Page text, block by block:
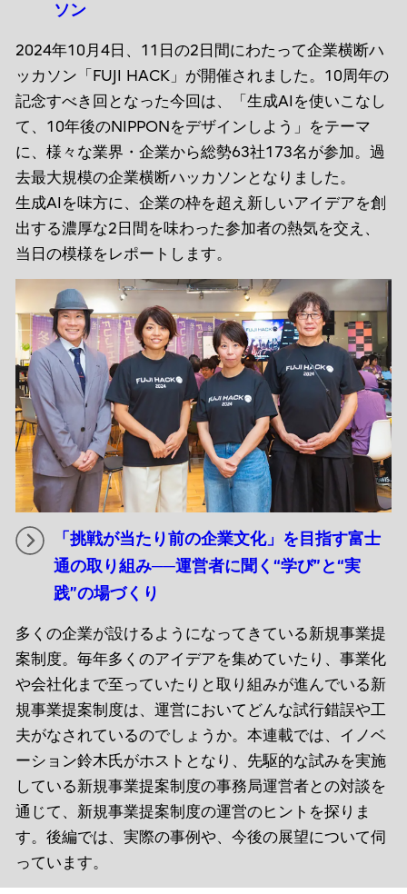
ソン
2024年10月4日、11日の2日間にわたって企業横断ハ
ッカソン「FUJI HACK」が開催されました。10周年の
記念すべき回となった今回は、「生成AIを使いこなし
て、10年後のNIPPONをデザインしよう」をテーマ
に、様々な業界・企業から総勢63社173名が参加。過
去最大規模の企業横断ハッカソンとなりました。
生成AIを味方に、企業の枠を超え新しいアイデアを創
出する濃厚な2日間を味わった参加者の熱気を交え、
当日の模様をレポートします。
「挑戦が当たり前の企業文化」を目指す富士
通の取り組み──運営者に聞く“学び”と“実
践”の場づくり
多くの企業が設けるようになってきている新規事業提
案制度。毎年多くのアイデアを集めていたり、事業化
や会社化まで至っていたりと取り組みが進んでいる新
規事業提案制度は、運営においてどんな試行錯誤や工
夫がなされているのでしょうか。本連載では、イノベ
ーション鈴木氏がホストとなり、先駆的な試みを実施
している新規事業提案制度の事務局運営者との対談を
通じて、新規事業提案制度の運営のヒントを探りま
す。後編では、実際の事例や、今後の展望について伺
っています。